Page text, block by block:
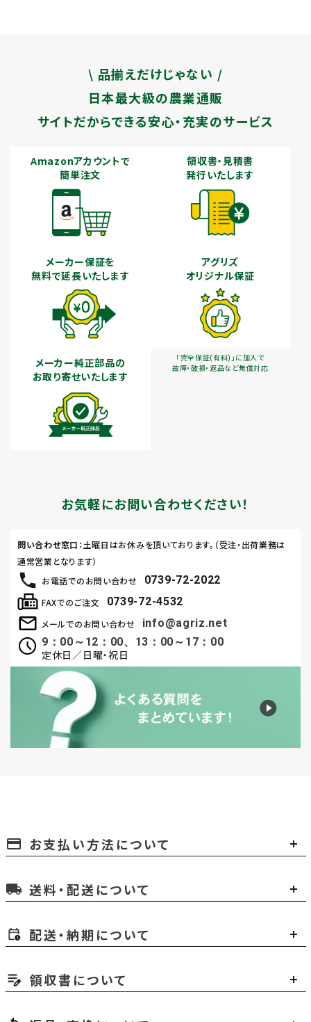
\ 品揃えだけじゃない /
日本最大級の農業通販
サイトだからできる安心・充実のサービス
Amazonアカウントで
簡単注文
領収書・見積書
発行いたします
メーカー保証を
無料で延長いたします
アグリズ
オリジナル保証
「完全保証(有料)」に加入で
故障・破損・返品など無償対応
メーカー純正部品の
お取り寄せいたします
お気軽にお問い合わせください！
お電話でのお問い合わせ 0739-72-2022
メールでのお問い合わせ
info@agriz.net
9：00～12：00、13：00～17：00
定休日／日曜・祝日
FAXでのご注文 0739-72-4532
問い合わせ窓口 ：土曜日はお休みを頂いております。（受注・出荷業務は
通常営業となります）
payment お支払い方法について
local_shipping 送料・配送について
配送・納期について
領収書について